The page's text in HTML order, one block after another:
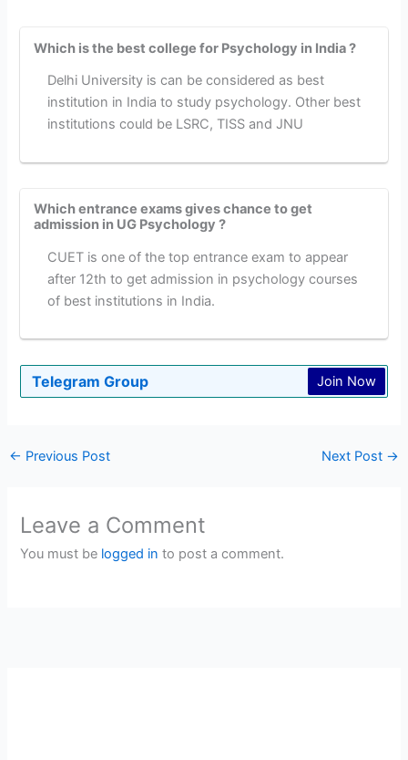
Which is the best college for Psychology in India ?
Delhi University is can be considered as best
institution in India to study psychology. Other best
institutions could be LSRC, TISS and JNU
Which entrance exams gives chance to get
admission in UG Psychology ?
CUET is one of the top entrance exam to appear
after 12th to get admission in psychology courses
of best institutions in India.
Telegram Group Join Now
← Previous Post Next Post →
Leave a Comment
You must be logged in to post a comment.